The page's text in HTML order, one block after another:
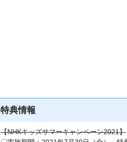
特典情報
【NHKキッズサマーキャンペーン2021】